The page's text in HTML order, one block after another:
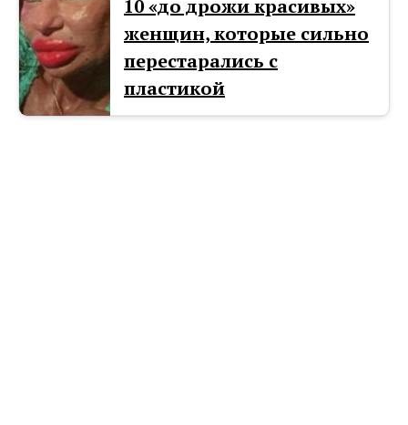
10 «до дрожи красивых»
женщин, которые сильно
перестарались с
пластикой